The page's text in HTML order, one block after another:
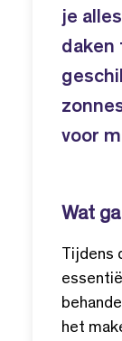
je
daken
voor
Wat
Tijdens
het